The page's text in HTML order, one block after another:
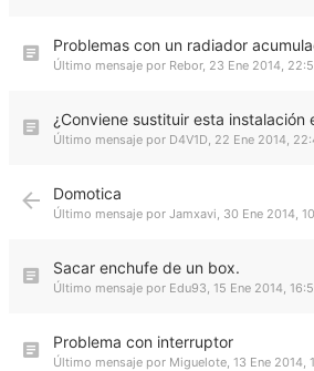
Problemas con un radiador
Último mensaje por Rebor, 23 Ene 2014,
¿Conviene sustituir esta instalación
Último mensaje por D4V1D, 22 Ene 2014,
Domotica
Último mensaje por Jamxavi, 30 Ene 2014,
Sacar enchufe de un box.
Último mensaje por Edu93, 15 Ene 2014,
Problema con interruptor
Último mensaje por Miguelote, 13 Ene 2014,